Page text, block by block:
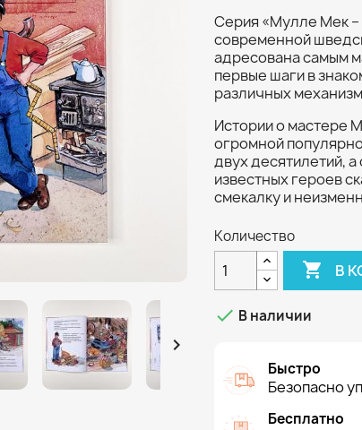

Серия «Мулле Мек –
современной
адресована самым
первые шаги в
различных
Истории о мастере
огромной
двух десятилетий,
известных героев
смекалку и
Количество
 В
 В наличии
Быстро
Безопасно
Бесплатно